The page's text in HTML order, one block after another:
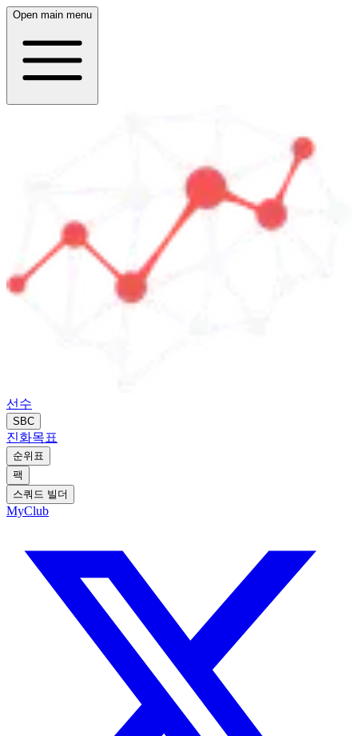
Open main menu
선수
SBC
진화목표
순위표
팩
스쿼드 빌더
MyClub